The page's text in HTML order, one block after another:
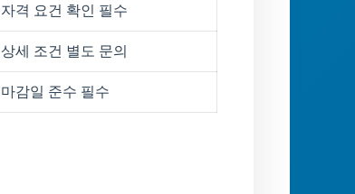
자격 요건 확인 필수
상세 조건 별도 문의
마감일 준수 필수